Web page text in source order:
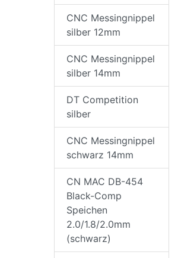
CNC Messingnippel
silber 12mm
CNC Messingnippel
silber 14mm
DT Competition
silber
CNC Messingnippel
schwarz 14mm
CN MAC DB-454
Black-Comp
Speichen
2.0/1.8/2.0mm
(schwarz)